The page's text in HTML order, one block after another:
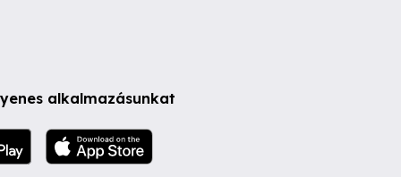
alkalmazásunkat